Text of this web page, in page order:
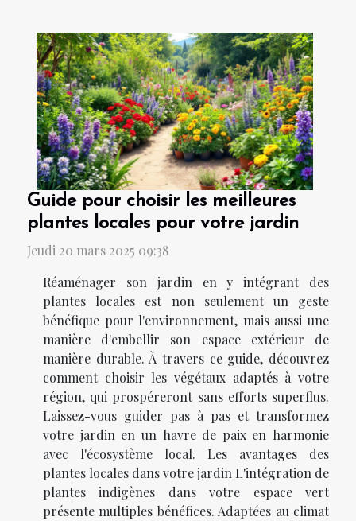
Guide pour choisir les meilleures
plantes locales pour votre jardin
Jeudi 20 mars 2025 09:38
Réaménager son jardin en y intégrant des
plantes locales est non seulement un geste
bénéfique pour l'environnement, mais aussi une
manière d'embellir son espace extérieur de
manière durable. À travers ce guide, découvrez
comment choisir les végétaux adaptés à votre
région, qui prospéreront sans efforts superflus.
Laissez-vous guider pas à pas et transformez
votre jardin en un havre de paix en harmonie
avec l'écosystème local. Les avantages des
plantes locales dans votre jardin L'intégration de
plantes indigènes dans votre espace vert
présente multiples bénéfices. Adaptées au climat